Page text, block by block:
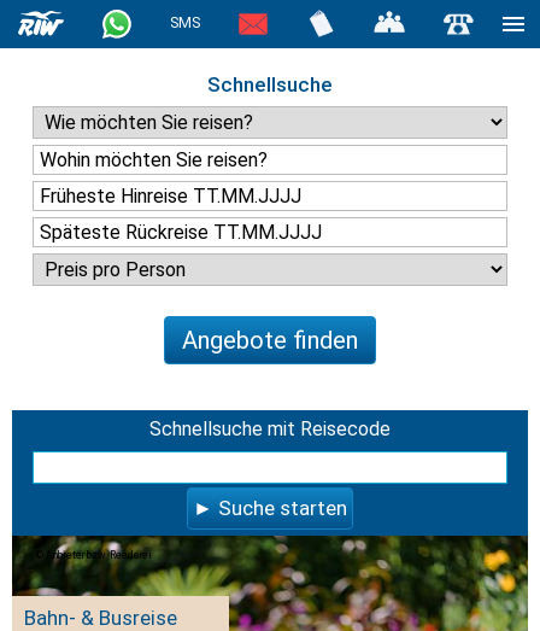
SMS
Schnellsuche
Angebote finden
Schnellsuche mit Reisecode
Suche starten
Anbieter bzw. Reederei
Bahn- & Busreise